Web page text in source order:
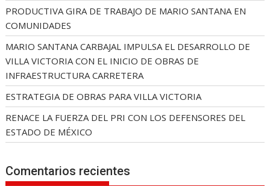
PRODUCTIVA GIRA DE TRABAJO DE MARIO SANTANA EN
COMUNIDADES
MARIO SANTANA CARBAJAL IMPULSA EL DESARROLLO DE
VILLA VICTORIA CON EL INICIO DE OBRAS DE
INFRAESTRUCTURA CARRETERA
ESTRATEGIA DE OBRAS PARA VILLA VICTORIA
RENACE LA FUERZA DEL PRI CON LOS DEFENSORES DEL
ESTADO DE MÉXICO
Comentarios recientes